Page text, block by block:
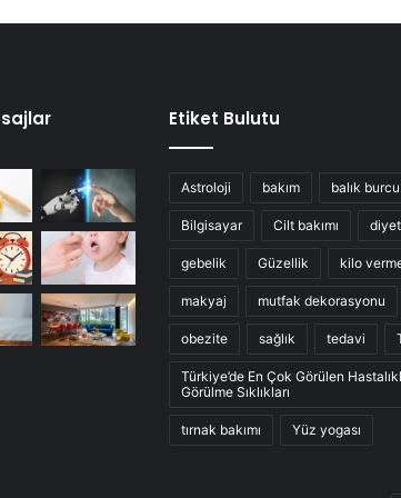
Etiket Bulutu
Astroloji bakım balık burcu
Bilgisayar Cilt bakımı diyet
gebelik Güzellik kilo
makyaj mutfak dekorasyonu
obezite sağlık tedavi
Türkiye’de En Çok Görülen
Görülme Sıklıkları
tırnak bakımı Yüz yogası